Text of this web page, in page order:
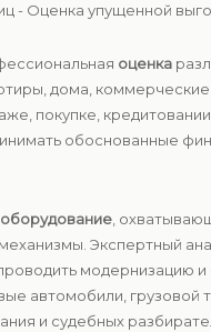
- Оценка упущенной
оценка
дома,
покупке,
обоснованные
оборудование ,
Экспертный
модернизацию
автомобили, грузовой
и судебных